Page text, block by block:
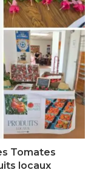
Tomates
locaux